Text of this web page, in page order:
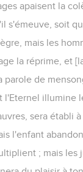
apaisent la
s'émeuve, soit
mais les
la réprime, et
de
illumine
sera établi
l'enfant
; mais les